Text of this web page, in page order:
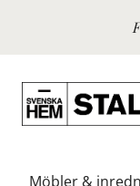
Möbler &